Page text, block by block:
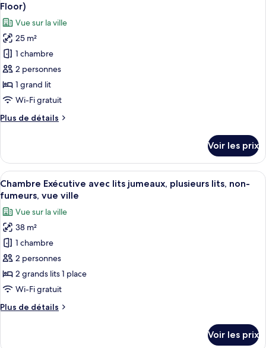
chambre
Chambre
Double
Standard,
vue
ville
les
photos
pour
ce
type
de
chambre :
Double
fumeurs,
vue
ville
(Granvia
Floor)
Floor)
Vue sur la ville
25 m²
1 chambre
2 personnes
1 grand lit
Wi-Fi gratuit
Plus de détails
Plus
le
type
de
chambre
Double
Exécutive,
non-
fumeurs,
vue
(Granvia
Floor)
Voir les prix
Afficher
toutes
les
photos
pour
ce
type
de
chambre :
Exécutive
Une chambre d’hôtel dotée d’une
19
Chambre Exécutive avec lits jumeaux, plusieurs lits, non-
fumeurs, vue ville
Vue sur la ville
38 m²
1 chambre
2 personnes
2 grands lits 1 place
Wi-Fi gratuit
Plus de détails
Plus
Voir les prix